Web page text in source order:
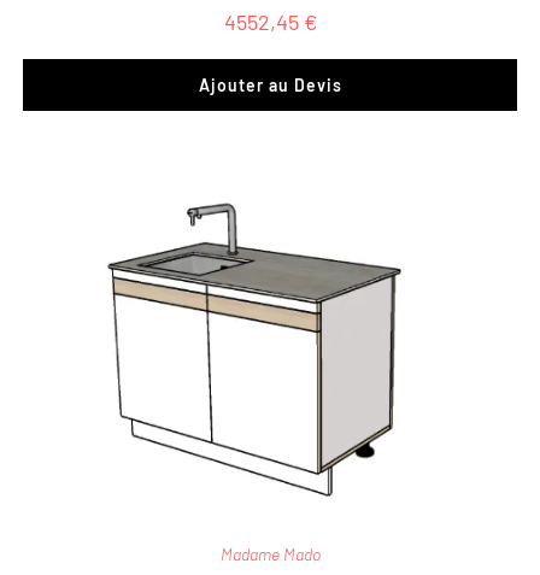
4552,45 €
Ajouter au Devis
Madame Mado